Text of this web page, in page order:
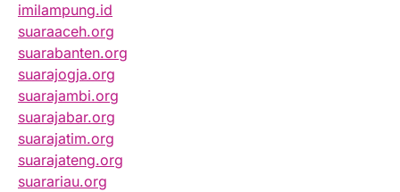
imilampung.id
suaraaceh.org
suarabanten.org
suarajogja.org
suarajambi.org
suarajabar.org
suarajatim.org
suarajateng.org
suarariau.org